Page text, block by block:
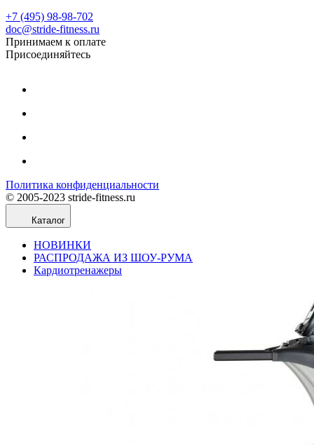
+7 (495) 98-98-702
doc@stride-fitness.ru
Принимаем к оплате
Присоединяйтесь
Политика конфиденциальности
© 2005-2023 stride-fitness.ru
Каталог
НОВИНКИ
РАСПРОДАЖА ИЗ ШОУ-РУМА
Кардиотренажеры